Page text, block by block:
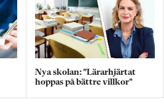
Nya skolan: ”Lärarhjärtat
hoppas på bättre villkor"